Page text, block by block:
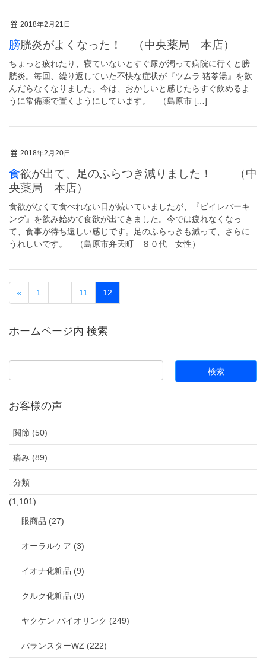
2018年2月21日
膀胱炎がよくなった！ （中央薬局 本店）
ちょっと疲れたり、寝ていないとすぐ尿が濁って病院に行くと膀
胱炎。毎回、繰り返していた不快な症状が『ツムラ 猪苓湯』を飲
んだらなくなりました。今は、おかしいと感じたらすぐ飲めるよ
うに常備薬で置くようにしています。 （島原市 […]
2018年2月20日
食欲が出て、足のふらつき減りました！ （中
央薬局 本店）
食欲がなくて食べれない日が続いていましたが、『ビイレバーキ
ング』を飲み始めて食欲が出てきました。今では疲れなくなっ
て、食事が待ち遠しい感じです。足のふらっきも減って、さらに
うれしいです。 （島原市弁天町 ８０代 女性）
« 1 11 12
ホームページ内 検索
お客様の声
関節 (50)
痛み (89)
分類
(1,101)
眼商品 (27)
オーラルケア (3)
イオナ化粧品 (9)
クルク化粧品 (9)
ヤクケン バイオリンク (249)
バランスターWZ (222)